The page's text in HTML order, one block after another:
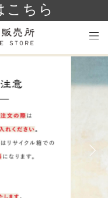
こちら